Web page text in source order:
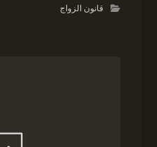
قانون الزواج